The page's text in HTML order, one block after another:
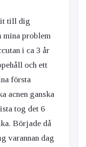
till dig
mina problem
i ca 3 år
och ett
första
acnen ganska
tog det 6
Började då
varannan dag